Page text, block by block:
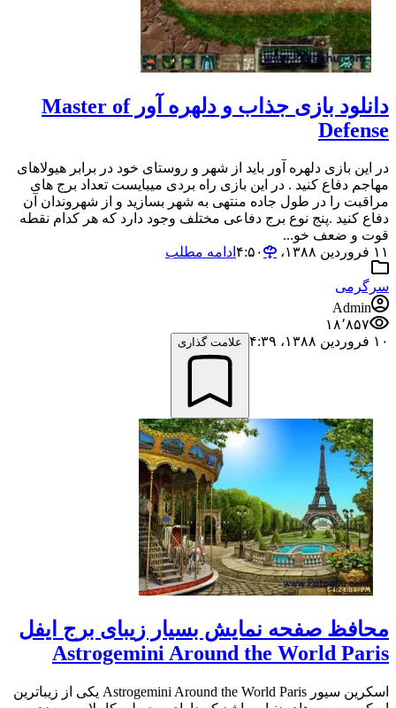
دانلود بازی جذاب و دلهره آور Master of
Defense
در این بازی دلهره آور باید از شهر و روستای خود در برابر هیولاهای
مهاجم دفاع کنید . در این بازی راه بردی میبایست تعداد برج های
مراقبت را در طول جاده منتهی به شهر بسازید و از شهروندان آن
دفاع کنید .پنج نوع برج دفاعی مختلف وجود دارد که هر کدام نقطه
قوت و ضعف خو...
۱۱ فروردین ۱۳۸۸،‏ ۴:۵۰
ادامه مطلب
سرگرمی
Admin
۱۸٬۸۵۷
۱۰ فروردین ۱۳۸۸،‏ ۴:۳۹
علامت گذاری
محافظ صفحه نمایش بسیار زیبای برج ایفل
Astrogemini Around the World Paris
اسکرین سیور Astrogemini Around the World Paris یکی از زیباترین